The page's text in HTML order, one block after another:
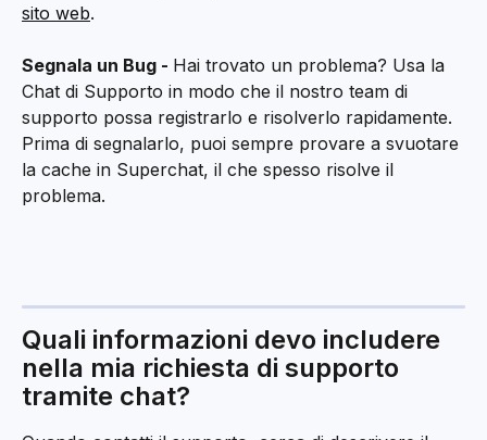
sito web.
Segnala un Bug - Hai trovato un problema? Usa la
Chat di Supporto in modo che il nostro team di
supporto possa registrarlo e risolverlo rapidamente.
Prima di segnalarlo, puoi sempre provare a svuotare
la cache in Superchat, il che spesso risolve il
problema.
Quali informazioni devo includere
nella mia richiesta di supporto
tramite chat?